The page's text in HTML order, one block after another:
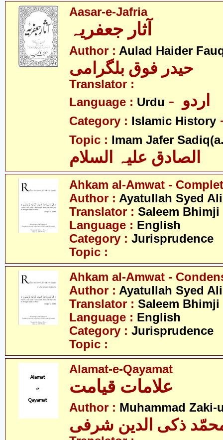
Aasar-e-Jafria
آثار جعفریہ
Author : Aulad Haider
حیدر فوق بلگرامی
Translator :
Language : Urdu
Category : Islamic History
Topic : Imam Jafer
الصادق علیہ السلام
Ahkam al-Amwat -
Author : Ayatullah Syed
Translator : Saleem Bhimji
Language : English
Category : Jurisprudence
Topic :
Ahkam al-Amwat -
Author : Ayatullah Syed
Translator : Saleem Bhimji
Language : English
Category : Jurisprudence
Topic :
Alamat-e-Qayamat
علامات قیامت
Author : Muhammad
ذکی الدین شرفی